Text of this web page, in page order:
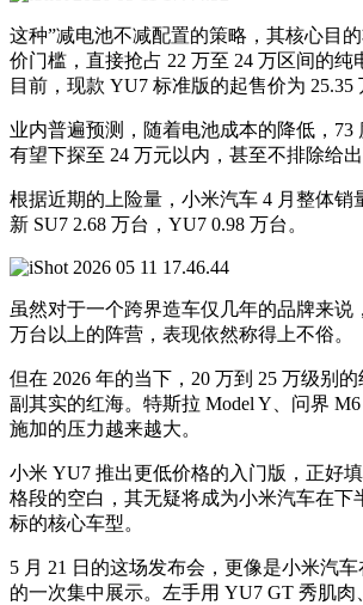
这种”减电池不减配置的策略，其核心目
价门槛，直接抢占 22 万至 24 万区间的纯
目前，现款 YU7 标准版的起售价为 25.35
业内普遍预测，随着电池成本的降低，73
有望下探至 24 万元以内，甚至不排除给
根据近期的上险量，小米汽车 4 月整体销
新 SU7 2.68 万台，YU7 0.98 万台。
虽然对于一个跨界造车仅几年的品牌来说
万台以上的阵营，表现依然称得上不俗。
但在 2026 年的当下，20 万到 25 万级别
副其实的红海。特斯拉 Model Y、问界
施加的压力越来越大。
小米 YU7 推出更低价格的入门版，正好
格段的空白，其无疑将成为小米汽车在下
标的核心车型。
5 月 21 日的这场发布会，更像是小米汽车
的一次集中展示。左手用 YU7 GT 秀肌肉